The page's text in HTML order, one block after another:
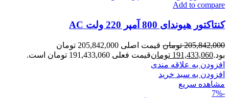
Add to compare
کنتاکتور هیوندای 800 آمپر 220 ولت AC
205,842,000 تومان
قیمت اصلی 205,842,000 تومان
بود.191,433,060 تومانقیمت فعلی 191,433,060 تومان است.
افزودن به علاقه مندی
افزودن به سبد خرید
مشاهده سریع
-7%